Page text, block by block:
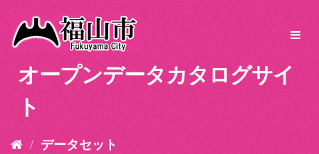
オープンデータカタログサイ
ト
データセット